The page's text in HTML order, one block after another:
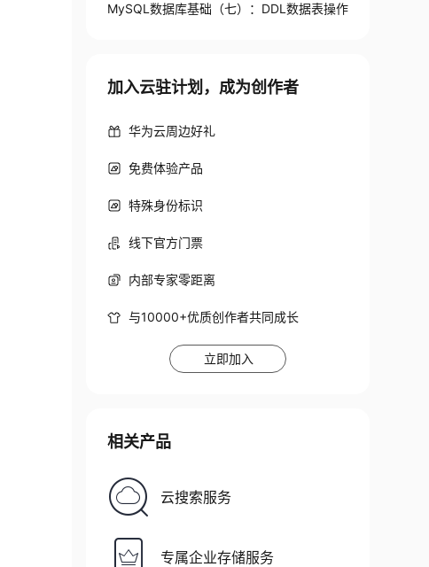
MySQL数据库基础（七）：DDL数据表操作
加入云驻计划，成为创作者
华为云周边好礼
免费体验产品
特殊身份标识
线下官方门票
内部专家零距离
与10000+优质创作者共同成长
立即加入
相关产品
云搜索服务
专属企业存储服务